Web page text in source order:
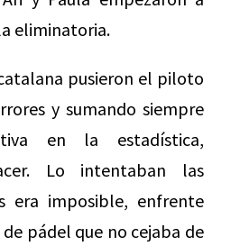
eliminatoria.
pusieron el piloto
y sumando siempre
en la estadística,
Lo intentaban las
era imposible, enfrente
pádel que no cejaba de